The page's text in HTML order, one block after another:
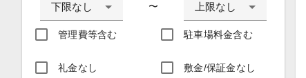
下限なし 〜 上限なし
管理費等含む 駐車場料金含む
礼金なし 敷金/保証金なし